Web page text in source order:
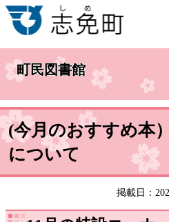
町民図書館
(今月のおすすめ本
について
掲載日：